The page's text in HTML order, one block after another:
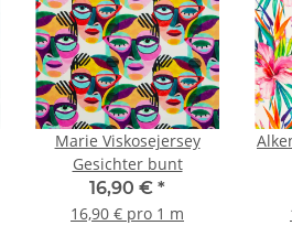
Marie Viskosejersey
Gesichter bunt
16,90 € *
16,90 € pro 1 m